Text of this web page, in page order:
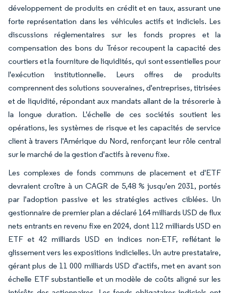
développement de produits en crédit et en taux, assurant une
forte représentation dans les véhicules actifs et indiciels. Les
discussions réglementaires sur les fonds propres et la
compensation des bons du Trésor recoupent la capacité des
courtiers et la fourniture de liquidités, qui sont essentielles pour
l'exécution institutionnelle. Leurs offres de produits
comprennent des solutions souveraines, d'entreprises, titrisées
et de liquidité, répondant aux mandats allant de la trésorerie à
la longue duration. L'échelle de ces sociétés soutient les
opérations, les systèmes de risque et les capacités de service
client à travers l'Amérique du Nord, renforçant leur rôle central
sur le marché de la gestion d'actifs à revenu fixe.
Les complexes de fonds communs de placement et d'ETF
devraient croître à un CAGR de 5,48 % jusqu'en 2031, portés
par l'adoption passive et les stratégies actives ciblées. Un
gestionnaire de premier plan a déclaré 164 milliards USD de flux
nets entrants en revenu fixe en 2024, dont 112 milliards USD en
ETF et 42 milliards USD en indices non-ETF, reflétant le
glissement vers les expositions indicielles. Un autre prestataire,
gérant plus de 11 000 milliards USD d'actifs, met en avant son
échelle ETF substantielle et un modèle de coûts aligné sur les